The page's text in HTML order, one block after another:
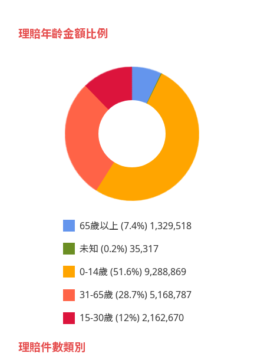
理賠年齡金額比例
65歲以上 (7.4%) 1,329,518
未知 (0.2%) 35,317
0-14歲 (51.6%) 9,288,869
31-65歲 (28.7%) 5,168,787
15-30歲 (12%) 2,162,670
理賠件數類別